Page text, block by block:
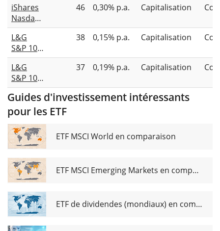
UCITS
ETF USD
(Dist)
iShares
Nasdaq
100 Top
30 UCITS
ETF USD
(Acc)
46 0,30% p.a. Capitalisation
L&G
S&P 100
UCITS
ETF USD
Acc
38 0,15% p.a. Capitalisation
L&G
S&P 100
Equal
Weight
UCITS
Acc
37 0,19% p.a. Capitalisation
Guides d'investissement intéressants
pour les ETF
ETF MSCI World en comparaison
ETF MSCI Emerging Markets en comparaison
ETF de dividendes (mondiaux) en comparaison